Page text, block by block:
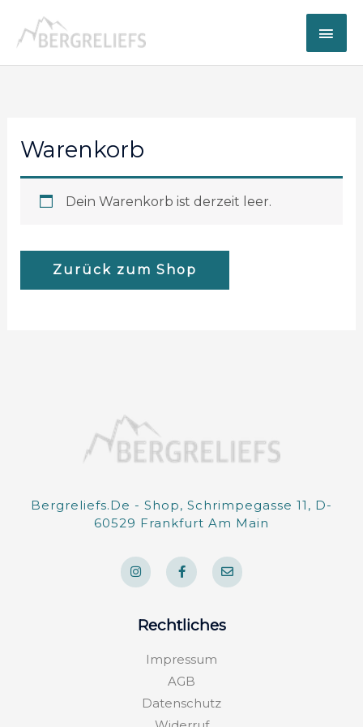
Inhalt
springen
Warenkorb
Dein Warenkorb ist derzeit leer.
Zurück zum Shop
Bergreliefs.de - Shop, Schrimpegasse 11, D-
60529 Frankfurt Am Main
I
n
s
t
r
F
a
c
e
o
o
f
E
n
v
e
Rechtliches
Impressum
AGB
Datenschutz